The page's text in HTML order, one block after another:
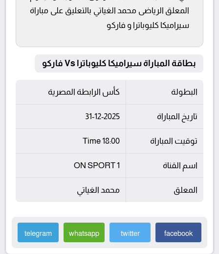
المعلق الرياضى محمد الغياتي بالتعليق على مباراة
سيراميكا كليوباترا و فاركو
بطاقة المباراة سيراميكا كليوباترا Vs فاركو
البطولة كأس الرابطة المصرية
تاريخ المباراة 31-12-2025
توقيت المباراة 18:00 Time
اسم القناة ON SPORT 1
المعلق محمد الغياتي
facebook
twitter
whatsapp
telegram